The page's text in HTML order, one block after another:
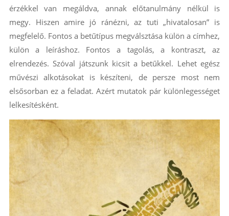
érzékkel van megáldva, annak előtanulmány nélkül is
megy. Hiszen amire jó ránézni, az tuti „hivatalosan” is
megfelelő. Fontos a betűtípus megválsztása külön a címhez,
külön a leíráshoz. Fontos a tagolás, a kontraszt, az
elrendezés. Szóval játszunk kicsit a betűkkel. Lehet egész
művészi alkotásokat is készíteni, de persze most nem
elsősorban ez a feladat. Azért mutatok pár különlegességet
lelkesítésként.